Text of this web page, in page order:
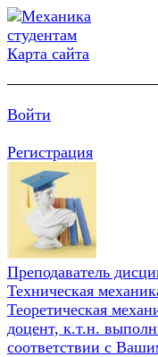
Карта сайта
Войти
Регистрация
Преподаватель
Техническая
Теоретическая
доцент, к.т.н.
соответствии с